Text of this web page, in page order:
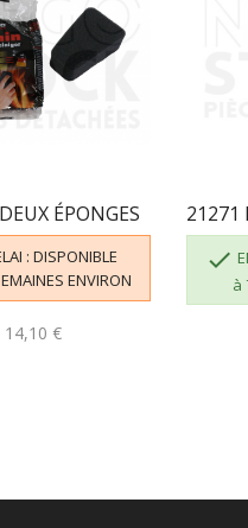
ÉPONGES
: DISPONIBLE
ENVIRON
14,10 €

à